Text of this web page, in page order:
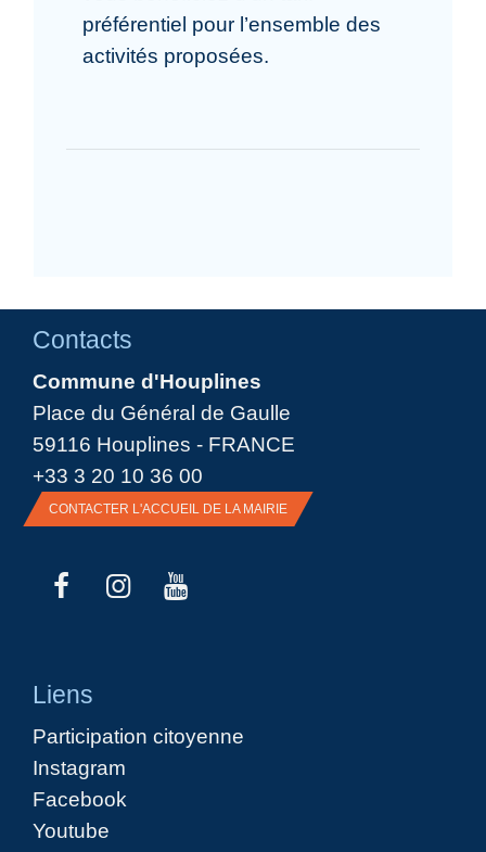
préférentiel pour l’ensemble des
activités proposées.
Contacts
Commune d'Houplines
Place du Général de Gaulle
59116 Houplines - FRANCE
+33 3 20 10 36 00
CONTACTER L'ACCUEIL DE LA MAIRIE
Liens
Participation citoyenne
Instagram
Facebook
Youtube